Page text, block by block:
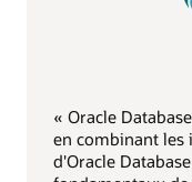
« Oracle
en combinant
d'Oracle